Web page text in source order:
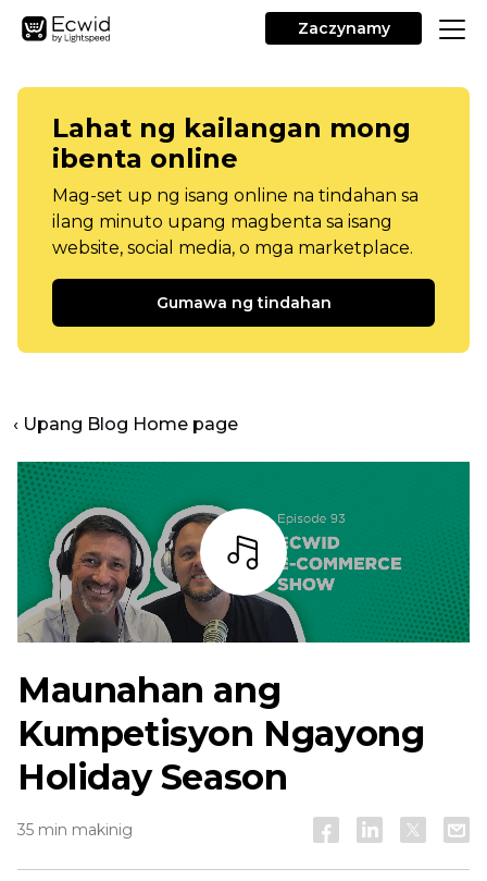
Zaczynamy
Lahat ng kailangan mong
ibenta online
Mag-set up ng isang online na tindahan sa
ilang minuto upang magbenta sa isang
website, social media, o mga marketplace.
Gumawa ng tindahan
‹ Upang Blog Home page
Maunahan ang
Kumpetisyon Ngayong
Holiday Season
35 min makinig